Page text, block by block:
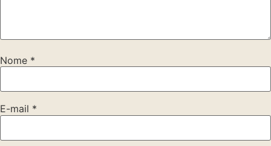
Nome *
E-mail *